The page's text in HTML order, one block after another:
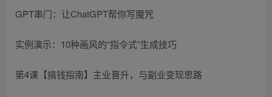
GPT串门：让ChatGPT帮你写魔咒
实例演示：10种画风的“指令式”生成技巧
第4课【搞钱指南】主业晋升，与副业变现思路